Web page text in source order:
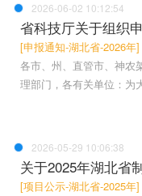
2026-06-02 10:12:54
省科技厅关于组织
[申报通知-湖北省-2026年]
各市、州、直管市、神农
理部门，各有关单位：为
2026-05-29 10:06:38
关于2025年湖北省
[项目公示-湖北省-2025年]